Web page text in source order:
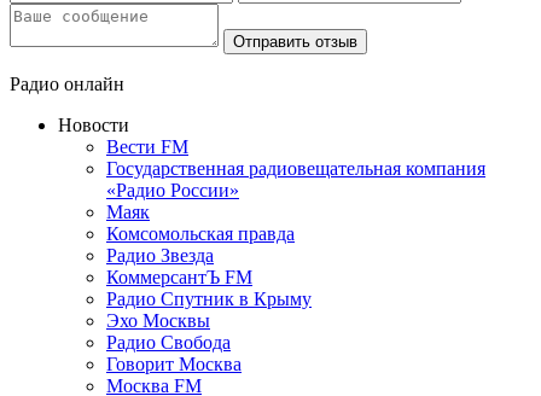
Отправить отзыв
Радио онлайн
Новости
Вести FM
Государственная радиовещательная компания
«Радио России»
Маяк
Комсомольская правда
Радио Звезда
КоммерсантЪ FM
Радио Спутник в Крыму
Эхо Москвы
Радио Свобода
Говорит Москва
Москва FM